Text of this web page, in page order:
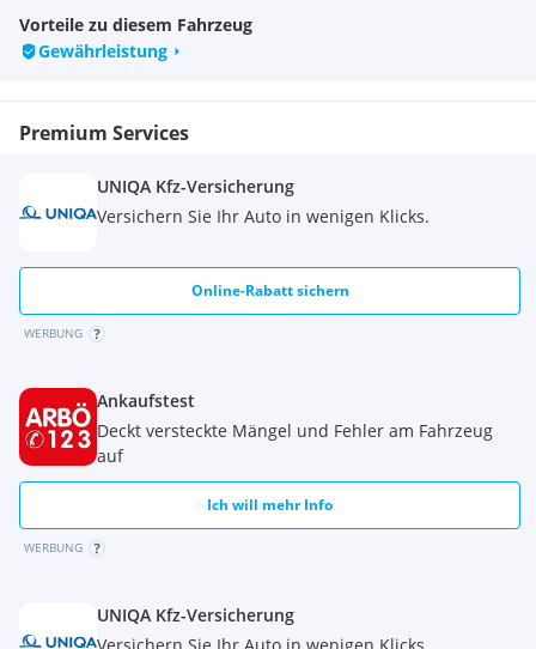
Vorteile zu diesem Fahrzeug
Gewährleistung
Premium Services
UNIQA Kfz-Versicherung
Versichern Sie Ihr Auto in wenigen Klicks.
Online-Rabatt sichern
WERBUNG
Ankaufstest
Deckt versteckte Mängel und Fehler am Fahrzeug
auf
Ich will mehr Info
WERBUNG
UNIQA Kfz-Versicherung